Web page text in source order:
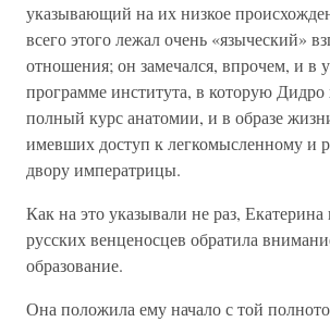
указывающий на их низкое
всего этого лежал очень «языческий»
отношения; он замечался, впрочем, и в
программе института, в которую Дидро
полный курс анатомии, и в образе
имевших доступ к легкомысленному и
двору императрицы.
Как на это указывали не раз, Екатерина
русских венценосцев обратила
образование.
Она положила ему начало с той